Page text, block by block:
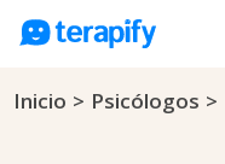
Psicólogos en línea
Inicio > Psicólogos >